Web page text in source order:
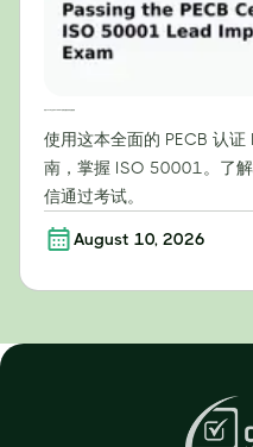
使用这本全面的 PECB 认
南，掌握 ISO 50001。了
信通过考试。
August 10, 2026